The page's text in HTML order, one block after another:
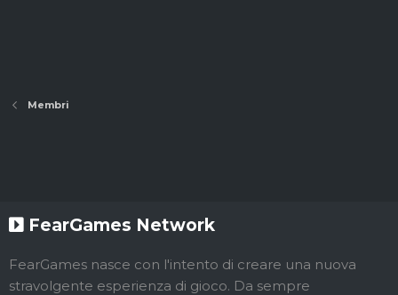
Membri
FearGames Network
FearGames nasce con l'intento di creare una nuova
stravolgente esperienza di gioco. Da sempre